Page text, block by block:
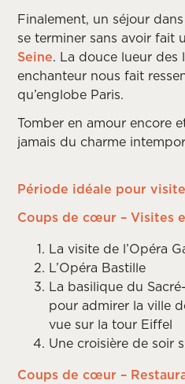
Finalement, un séjour
se terminer sans avoir fait
Seine. La douce lueur des
enchanteur nous fait
qu’englobe Paris.
Tomber en amour encore
jamais du charme
Période idéale pour
Coups de cœur – Visites
La visite de l’Opéra
L’Opéra Bastille
La basilique du
pour admirer la ville
vue sur la tour Eiffel
Une croisière de soir
Coups de cœur –